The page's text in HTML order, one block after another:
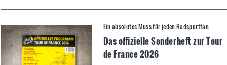
Ein absolutes Muss für jeden Radsportfan
Das offizielle Sonderheft zur Tour
de France 2026